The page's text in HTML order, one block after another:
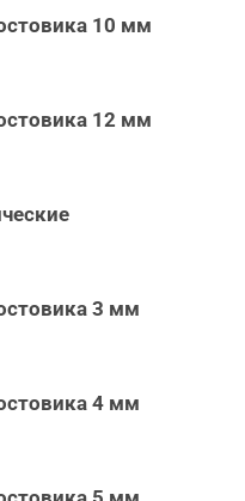
10 мм
12 мм
3 мм
4 мм